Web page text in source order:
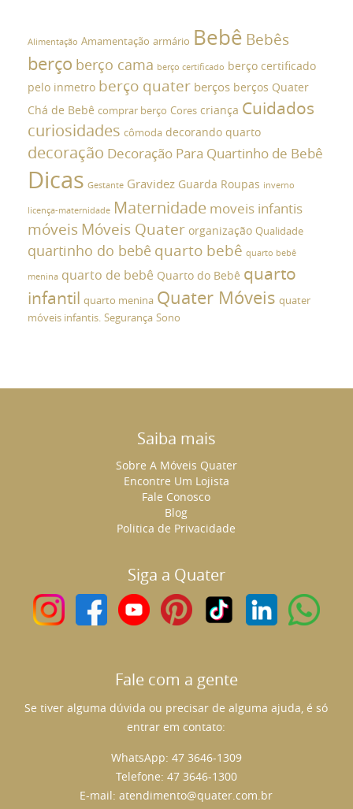
Alimentação Amamentação armário Bebê Bebês
berço berço cama berço certificado berço certificado
pelo inmetro berço quater berços berços Quater
Chá de Bebê comprar berço Cores criança Cuidados
curiosidades cômoda decorando quarto
decoração Decoração Para Quartinho de Bebê
Dicas Gestante Gravidez Guarda Roupas inverno
licença-maternidade Maternidade moveis infantis
móveis Móveis Quater organização Qualidade
quartinho do bebê quarto bebê quarto bebê
menina quarto de bebê Quarto do Bebê quarto
infantil quarto menina Quater Móveis quater
móveis infantis. Segurança Sono
Saiba mais
Sobre A Móveis Quater
Encontre Um Lojista
Fale Conosco
Blog
Politica de Privacidade
Siga a Quater
Fale com a gente
Se tiver alguma dúvida ou precisar de alguma ajuda, é só
entrar em contato:
WhatsApp: 47 3646-1309
Telefone: 47 3646-1300
E-mail:atendimento@quater.com.br